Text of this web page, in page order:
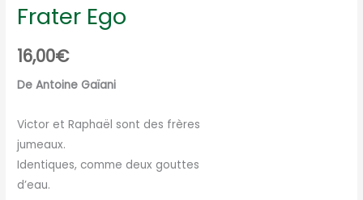
Frater Ego
16,00€
De Antoine Gaïani
Victor et Raphaël sont des frères
jumeaux.
Identiques, comme deux gouttes
d’eau.